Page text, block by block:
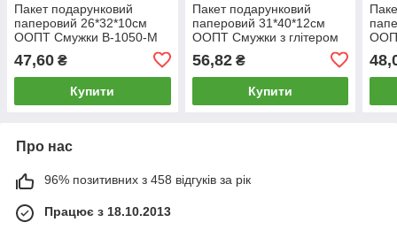
Пакет подарунковий
паперовий 26*32*10см
ООПТ Смужки В-1050-M
47,60 ₴
Купити
Пакет подарунковий
паперовий 31*40*12см
ООПТ Смужки з глітером
56,82₴
Купити
Про нас
96% позитивних з 458 відгуків за рік
Працює з 18.10.2013